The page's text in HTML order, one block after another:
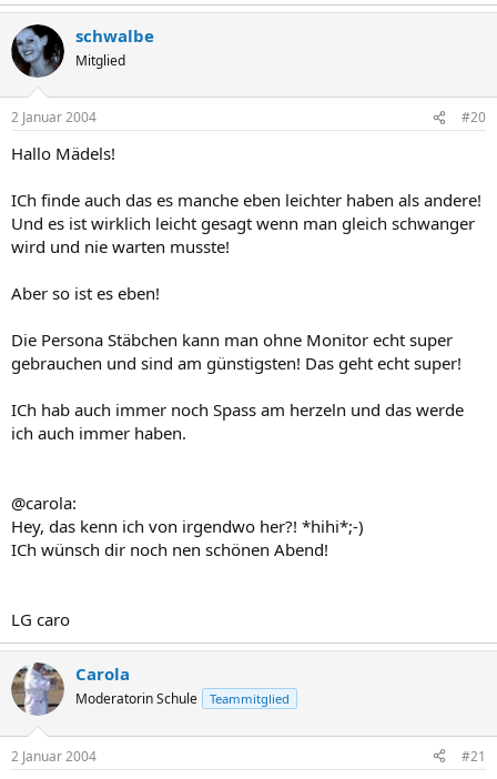
schwalbe
Mitglied
2 Januar 2004 #20
Hallo Mädels!
ICh finde auch das es manche eben leichter haben als andere!
Und es ist wirklich leicht gesagt wenn man gleich schwanger
wird und nie warten musste!
Aber so ist es eben!
Die Persona Stäbchen kann man ohne Monitor echt super
gebrauchen und sind am günstigsten! Das geht echt super!
ICh hab auch immer noch Spass am herzeln und das werde
ich auch immer haben.
@carola:
Hey, das kenn ich von irgendwo her?! *hihi*;-)
ICh wünsch dir noch nen schönen Abend!
LG caro
Carola
Moderatorin Schule Teammitglied
2 Januar 2004 #21